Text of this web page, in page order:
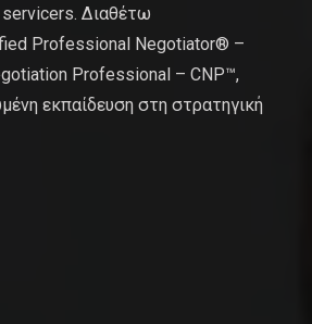
Διαθέτω
Professional Negotiator® –
Professional – CNP™,
εκπαίδευση στη στρατηγική